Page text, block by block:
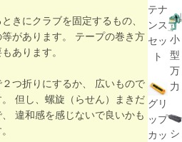
きにクラブを固定するもの、
があります。 テープの巻き方
あります。
つ折りにするか、 広いもので
但し、螺旋（らせん）まきだ
違和感を感じないで良いかも
テナ
ンス
セッ
ト
グリ
ップ
カッ
小
型
万
力
シ